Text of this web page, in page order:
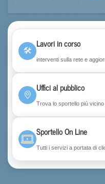
🛠
Lavori in corso
interventi sulla rete e
Uffici al pubblico
Trova lo sportello più vicino
Sportello On Line
Tutti i servizi a portata di